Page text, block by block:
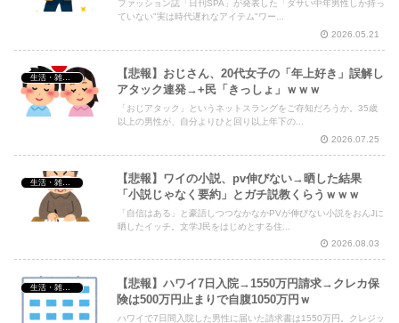
ファッション誌「日刊SPA」が発表した「ダサい中年男性しか持っ
ていない"実は時代遅れなアイテム"ワー...
2026.05.21
生活・雑談・恋愛
【悲報】おじさん、20代女子の「年上好き」誤解し
アタック連発→+民「きっしょ」ｗｗｗ
「おじアタック」というネットスラングをご存知だろうか。35歳
以上の男性が、自分よりひと回り以上年下の...
2026.07.25
生活・雑談・恋愛
【悲報】ワイの小説、pv伸びない→晒した結果
「小説じゃなく要約」とガチ説教くらうｗｗｗ
「自信はある」と豪語しつつなかなかPVが伸びない小説をおんJに
晒したイッチ。文学J民をはじめとする住...
2026.08.03
生活・雑談・恋愛
【悲報】ハワイ7日入院→1550万円請求→クレカ保
険は500万円止まりで自腹1050万円ｗ
ハワイで7日間入院した男性に届いた請求書は1550万円。クレジッ